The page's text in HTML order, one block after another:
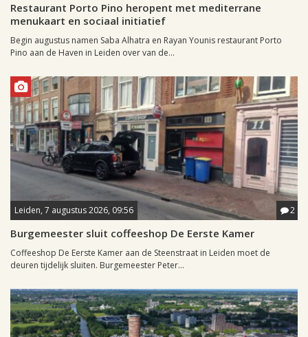
Restaurant Porto Pino heropent met mediterrane
menukaart en sociaal initiatief
Begin augustus namen Saba Alhatra en Rayan Younis restaurant Porto
Pino aan de Haven in Leiden over van de...
Leiden, 7 augustus 2026, 09:56 2
Burgemeester sluit coffeeshop De Eerste Kamer
Coffeeshop De Eerste Kamer aan de Steenstraat in Leiden moet de
deuren tijdelijk sluiten. Burgemeester Peter...